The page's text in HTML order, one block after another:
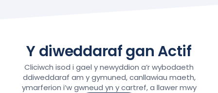
Y diweddaraf gan Actif
Cliciwch isod i gael y newyddion a’r wybodaeth
ddiweddaraf am y gymuned, canllawiau maeth,
ymarferion i’w gwneud yn y cartref, a llawer mwy